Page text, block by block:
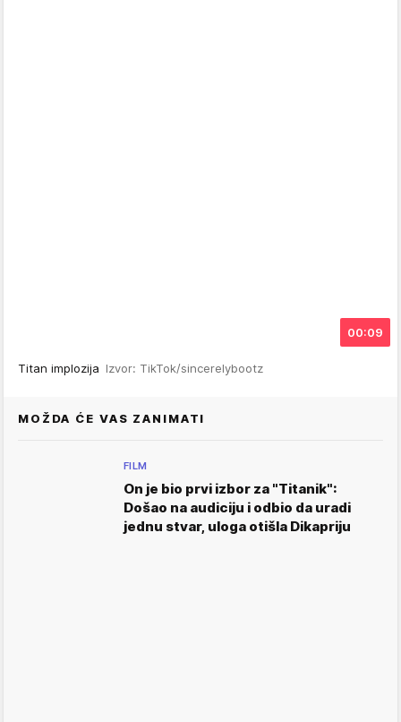
00:09
Titan implozija Izvor: TikTok/sincerelybootz
MOŽDA ĆE VAS ZANIMATI
FILM
On je bio prvi izbor za "Titanik":
Došao na audiciju i odbio da uradi
jednu stvar, uloga otišla Dikapriju